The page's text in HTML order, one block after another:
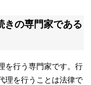
の専門家である
を行う専門家です。行
理を行うことは法律で